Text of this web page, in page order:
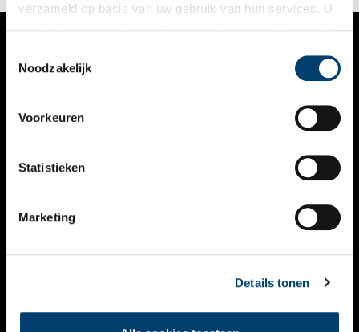
verzameld op basis van uw gebruik van hun services. U
Noodzakelijk
Voorkeuren
Statistieken
Marketing
Details tonen
VERHALEN
KALENDER
THEMA’S
VIDEO’S
CONTACT